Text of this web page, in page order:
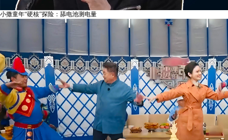
小撒童年“硬核”探险：舔电池测电量